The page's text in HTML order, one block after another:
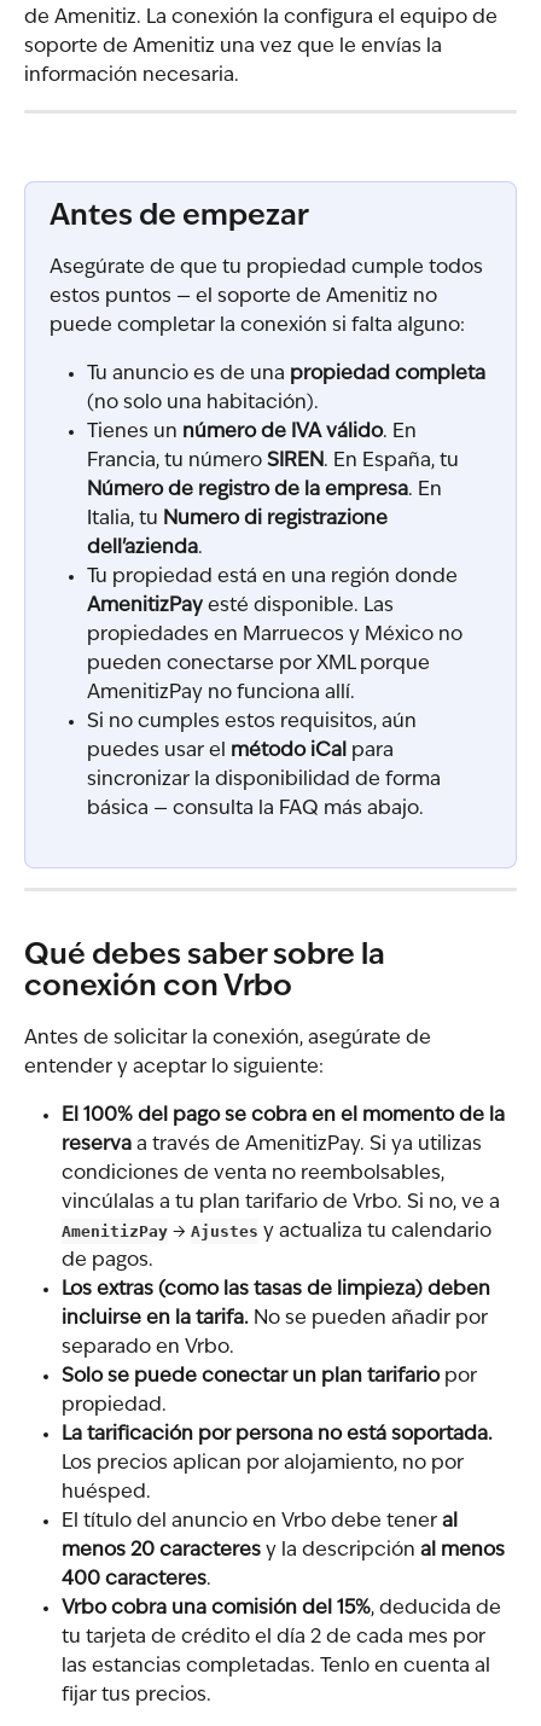
de Amenitiz. La conexión la configura el equipo de
soporte de Amenitiz una vez que le envías la
información necesaria.
Antes de empezar
Asegúrate de que tu propiedad cumple todos
estos puntos — el soporte de Amenitiz no
puede completar la conexión si falta alguno:
Tu anuncio es de una propiedad completa
(no solo una habitación).
Tienes un número de IVA válido. En
Francia, tu número SIREN. En España, tu
Número de registro de la empresa. En
Italia, tu Numero di registrazione
dell'azienda.
Tu propiedad está en una región donde
AmenitizPay esté disponible. Las
propiedades en Marruecos y México no
pueden conectarse por XML porque
AmenitizPay no funciona allí.
Si no cumples estos requisitos, aún
puedes usar el método iCal para
sincronizar la disponibilidad de forma
básica — consulta la FAQ más abajo.
Qué debes saber sobre la
conexión con Vrbo
Antes de solicitar la conexión, asegúrate de
entender y aceptar lo siguiente:
El 100% del pago se cobra en el momento de la
reserva a través de AmenitizPay. Si ya utilizas
condiciones de venta no reembolsables,
vincúlalas a tu plan tarifario de Vrbo. Si no, ve a
AmenitizPay → Ajustes y actualiza tu calendario
de pagos.
Los extras (como las tasas de limpieza) deben
incluirse en la tarifa. No se pueden añadir por
separado en Vrbo.
Solo se puede conectar un plan tarifario por
propiedad.
La tarificación por persona no está soportada.
Los precios aplican por alojamiento, no por
huésped.
El título del anuncio en Vrbo debe tener al
menos 20 caracteres y la descripción al menos
400 caracteres.
Vrbo cobra una comisión del 15%, deducida de
tu tarjeta de crédito el día 2 de cada mes por
las estancias completadas. Tenlo en cuenta al
fijar tus precios.